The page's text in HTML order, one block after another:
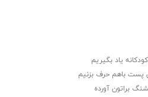
ياد بگیریم
پست باهم حرف بزنیم
براتون آورده